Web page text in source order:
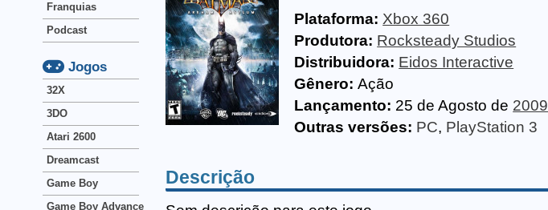
Plataforma: Xbox 360
Produtora: Rocksteady Studios
Distribuidora: Eidos Interactive
Gênero: Ação
Lançamento: 25 de Agosto de 2009
Outras versões: PC, PlayStation 3
Descrição
Franquias
Podcast
Jogos
32X
3DO
Atari 2600
Dreamcast
Game Boy
Game Boy Advance